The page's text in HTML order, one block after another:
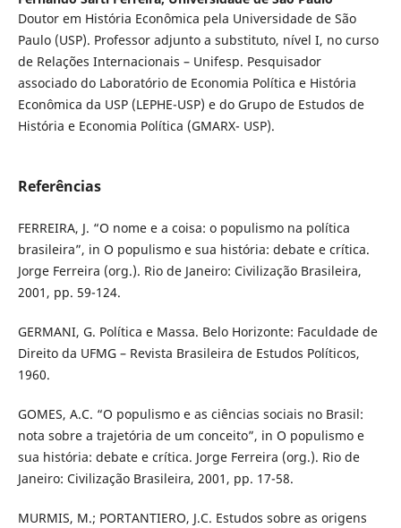
Doutor em História Econômica pela Universidade de São
Paulo (USP). Professor adjunto a substituto, nível I, no curso
de Relações Internacionais – Unifesp. Pesquisador
associado do Laboratório de Economia Política e História
Econômica da USP (LEPHE-USP) e do Grupo de Estudos de
História e Economia Política (GMARX- USP).
Referências
FERREIRA, J. “O nome e a coisa: o populismo na política
brasileira”, in O populismo e sua história: debate e crítica.
Jorge Ferreira (org.). Rio de Janeiro: Civilização Brasileira,
2001, pp. 59-124.
GERMANI, G. Política e Massa. Belo Horizonte: Faculdade de
Direito da UFMG – Revista Brasileira de Estudos Políticos,
1960.
GOMES, A.C. “O populismo e as ciências sociais no Brasil:
nota sobre a trajetória de um conceito”, in O populismo e
sua história: debate e crítica. Jorge Ferreira (org.). Rio de
Janeiro: Civilização Brasileira, 2001, pp. 17-58.
MURMIS, M.; PORTANTIERO, J.C. Estudos sobre as origens